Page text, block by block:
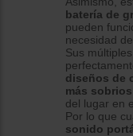
batería de
pueden
necesidad
Sus
diseños de
más
del lugar en
Por lo que
sonido